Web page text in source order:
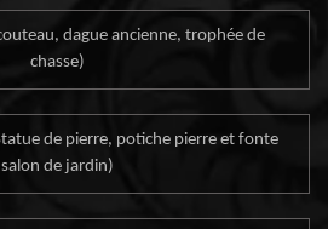
dague ancienne, trophée de
chasse)
de pierre, potiche pierre et fonte
salon de jardin)